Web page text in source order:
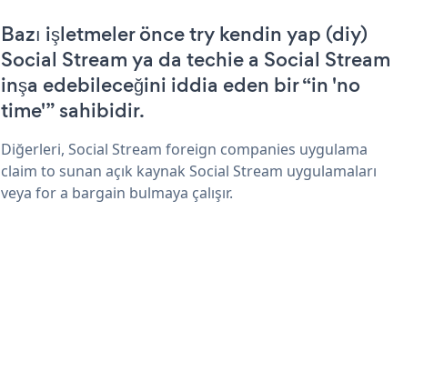
Bazı işletmeler önce try kendin yap (diy)
Social Stream ya da techie a Social Stream
inşa edebileceğini iddia eden bir “in 'no
time'” sahibidir.
Diğerleri, Social Stream foreign companies uygulama
claim to sunan açık kaynak Social Stream uygulamaları
veya for a bargain bulmaya çalışır.